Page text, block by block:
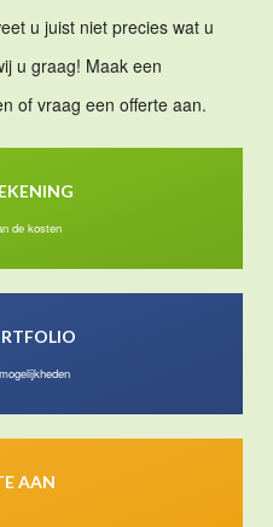
u juist niet precies wat u
u graag! Maak een
of vraag een offerte aan.
de kosten
AAN